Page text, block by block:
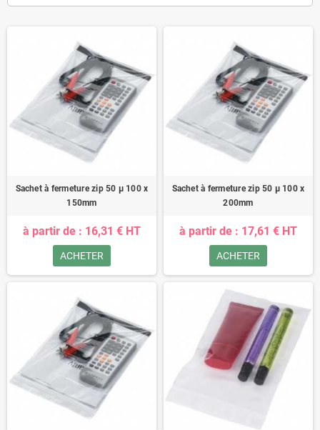
Sachet à fermeture zip 50 µ 100 x
150mm
à partir de : 16,31 € HT
ACHETER
Sachet à fermeture zip 50 µ 100 x
200mm
à partir de : 17,61 € HT
ACHETER